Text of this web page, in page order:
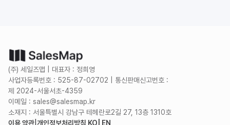
(주) 세일즈맵 | 대표자 : 정희영
사업자등록번호 : 525-87-02702 | 통신판매신고번호 :
제 2024-서울서초-4359
이메일 : sales@salesmap.kr
소재지 : 서울특별시 강남구 테헤란로2길 27, 13층 1310호
이용 약관 개인정보처리방침 KO | EN